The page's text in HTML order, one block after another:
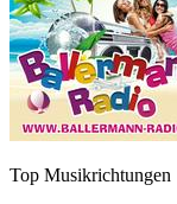
Top Musikrichtungen